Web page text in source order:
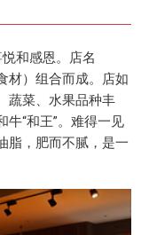
和感恩。店名
材）组合而成。店如
蔬菜、水果品种丰
“和王”。难得一见
脂，肥而不腻，是一